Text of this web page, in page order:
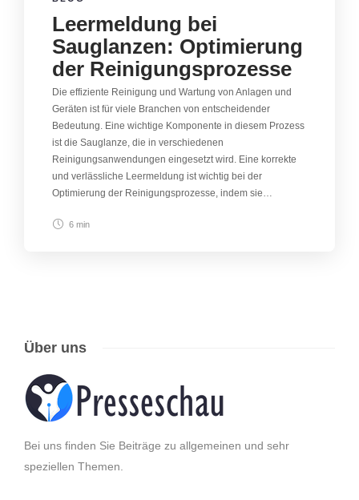
Leermeldung bei
Sauglanzen: Optimierung
der Reinigungsprozesse
Die effiziente Reinigung und Wartung von Anlagen und
Geräten ist für viele Branchen von entscheidender
Bedeutung. Eine wichtige Komponente in diesem Prozess
ist die Sauglanze, die in verschiedenen
Reinigungsanwendungen eingesetzt wird. Eine korrekte
und verlässliche Leermeldung ist wichtig bei der
Optimierung der Reinigungsprozesse, indem sie…
6 min
Über uns
Bei uns finden Sie Beiträge zu allgemeinen und sehr
speziellen Themen.